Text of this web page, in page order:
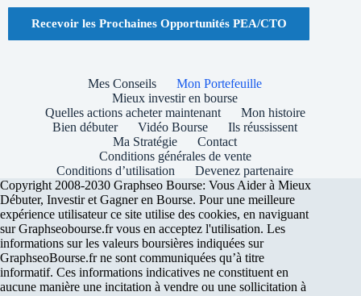
Recevoir les Prochaines Opportunités PEA/CTO
Mes Conseils
Mon Portefeuille
Mieux investir en bourse
Quelles actions acheter maintenant
Mon histoire
Bien débuter
Vidéo Bourse
Ils réussissent
Ma Stratégie
Contact
Conditions générales de vente
Conditions d’utilisation
Devenez partenaire
Copyright 2008-2030 Graphseo Bourse: Vous Aider à Mieux
Débuter, Investir et Gagner en Bourse. Pour une meilleure
expérience utilisateur ce site utilise des cookies, en naviguant
sur Graphseobourse.fr vous en acceptez l'utilisation. Les
informations sur les valeurs boursières indiquées sur
GraphseoBourse.fr ne sont communiquées qu’à titre
informatif. Ces informations indicatives ne constituent en
aucune manière une incitation à vendre ou une sollicitation à